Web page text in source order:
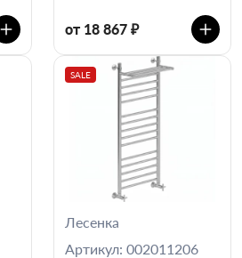
от 18 867 ₽
SALE
Лесенка
Артикул: 002011206